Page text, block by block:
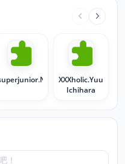
XXXholic.Yuuko
Ichihara